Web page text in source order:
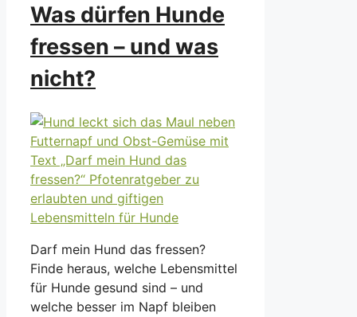
Was dürfen Hunde
fressen – und was
nicht?
Darf mein Hund das fressen?
Finde heraus, welche Lebensmittel
für Hunde gesund sind – und
welche besser im Napf bleiben